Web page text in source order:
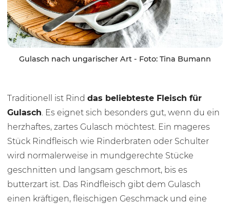
Gulasch nach ungarischer Art - Foto: Tina Bumann
Traditionell ist Rind das beliebteste Fleisch für
Gulasch . Es eignet sich besonders gut, wenn du ein
herzhaftes, zartes Gulasch möchtest. Ein mageres
Stück Rindfleisch wie Rinderbraten oder Schulter
wird normalerweise in mundgerechte Stücke
geschnitten und langsam geschmort, bis es
butterzart ist. Das Rindfleisch gibt dem Gulasch
einen kräftigen, fleischigen Geschmack und eine